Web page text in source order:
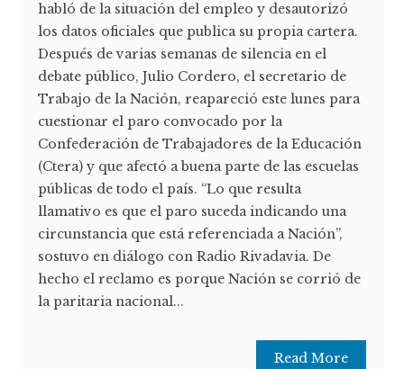
habló de la situación del empleo y desautorizó
los datos oficiales que publica su propia cartera.
Después de varias semanas de silencia en el
debate público, Julio Cordero, el secretario de
Trabajo de la Nación, reapareció este lunes para
cuestionar el paro convocado por la
Confederación de Trabajadores de la Educación
(Ctera) y que afectó a buena parte de las escuelas
públicas de todo el país. “Lo que resulta
llamativo es que el paro suceda indicando una
circunstancia que está referenciada a Nación”,
sostuvo en diálogo con Radio Rivadavia. De
hecho el reclamo es porque Nación se corrió de
la paritaria nacional...
Read More